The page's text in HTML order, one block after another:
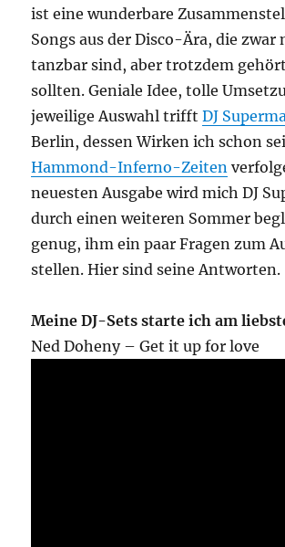
ist eine wunderbare
Songs aus der Disco-Ära, die
tanzbar sind, aber trotzdem
sollten. Geniale Idee, tolle
jeweilige Auswahl trifftDJ
Berlin, dessen Wirken ich schon
Hammond-Inferno-Zeiten
neuesten Ausgabe wird mich DJ
durch einen weiteren Sommer
genug, ihm ein paar Fragen zum
stellen. Hier sind seine Antworten.
Meine DJ-Sets starte ich am
Ned Doheny – Get it up for love